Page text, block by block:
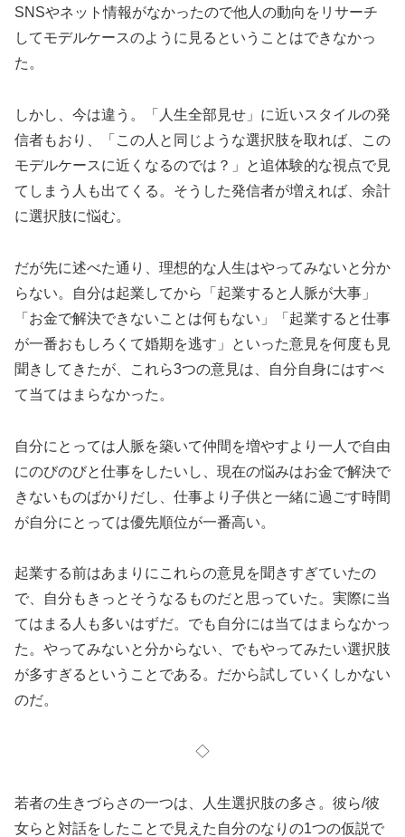
SNSやネット情報がなかったので他人の動向をリサーチ
してモデルケースのように見るということはできなかっ
た。
しかし、今は違う。「人生全部見せ」に近いスタイルの発
信者もおり、「この人と同じような選択肢を取れば、この
モデルケースに近くなるのでは？」と追体験的な視点で見
てしまう人も出てくる。そうした発信者が増えれば、余計
に選択肢に悩む。
だが先に述べた通り、理想的な人生はやってみないと分か
らない。自分は起業してから「起業すると人脈が大事」
「お金で解決できないことは何もない」「起業すると仕事
が一番おもしろくて婚期を逃す」といった意見を何度も見
聞きしてきたが、これら3つの意見は、自分自身にはすべ
て当てはまらなかった。
自分にとっては人脈を築いて仲間を増やすより一人で自由
にのびのびと仕事をしたいし、現在の悩みはお金で解決で
きないものばかりだし、仕事より子供と一緒に過ごす時間
が自分にとっては優先順位が一番高い。
起業する前はあまりにこれらの意見を聞きすぎていたの
で、自分もきっとそうなるものだと思っていた。実際に当
てはまる人も多いはずだ。でも自分には当てはまらなかっ
た。やってみないと分からない、でもやってみたい選択肢
が多すぎるということである。だから試していくしかない
のだ。
◇
若者の生きづらさの一つは、人生選択肢の多さ。彼ら/彼
女らと対話をしたことで見えた自分のなりの1つの仮説で